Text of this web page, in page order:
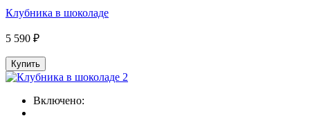
Клубника в шоколаде
5 590 ₽
Купить
Включено: